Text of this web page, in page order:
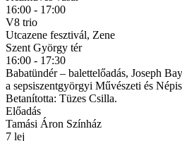
16:00 - 17:00
V8 trio
Utcazene fesztivál, Zene
Szent György tér
16:00 - 17:30
Babatündér – balettelőadás, Joseph
a sepsiszentgyörgyi Művészeti és
Betanította: Tüzes Csilla.
Előadás
Tamási Áron Színház
7 lej